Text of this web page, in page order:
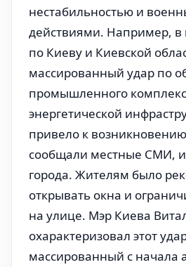
нестабильностью и
действиями. Например, в
по Киеву и Киевской
массированный удар по
промышленного
энергетической
привело к
сообщали местные СМИ,
города. Жителям было
открывать окна и
на улице. Мэр Киева
охарактеризовал этот
массированный с начала